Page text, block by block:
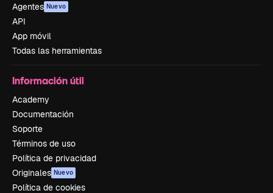
Agentes Nuevo
API
App móvil
Todas las herramientas
Información útil
Academy
Documentación
Soporte
Términos de uso
Política de privacidad
Originales Nuevo
Política de cookies